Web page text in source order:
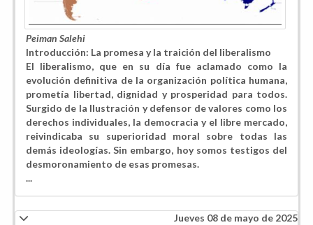
Peiman Salehi
Introducción: La promesa y la traición del liberalismo
El liberalismo, que en su día fue aclamado como la
evolución definitiva de la organización política humana,
prometía libertad, dignidad y prosperidad para todos.
Surgido de la Ilustración y defensor de valores como los
derechos individuales, la democracia y el libre mercado,
reivindicaba su superioridad moral sobre todas las
demás ideologías. Sin embargo, hoy somos testigos del
desmoronamiento de esas promesas.
...
Jueves 08 de mayo de 2025